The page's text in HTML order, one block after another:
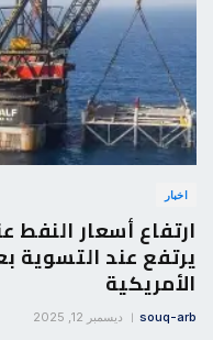
اخبار
ارتفاع أسعار
يرتفع عند التسوية
الأمريكية
souq-arb ديسمبر 12, 2025